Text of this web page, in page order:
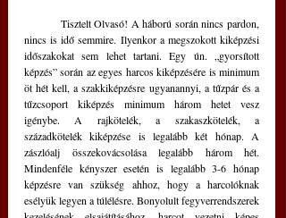
nincs is idő semmire. Ilyenkor a megszokott kiképzési
időszakokat sem lehet tartani. Egy ún. „gyorsított
képzés” során az egyes harcos kiképzésére is minimum
öt hét kell, a szakkiképzésre ugyanannyi, a tűzpár és a
tűzcsoport kiképzés minimum három hetet vesz
igénybe. A rajkötelék, a szakaszkötelék, a
századkötelék kiképzése is legalább két hónap. A
zászlóalj összekovácsolása legalább három hét.
Mindenféle kényszer esetén is legalább 3-6 hónap
képzésre van szükség ahhoz, hogy a harcolóknak
esélyük legyen a túlélésre. Bonyolult fegyverrendszerek